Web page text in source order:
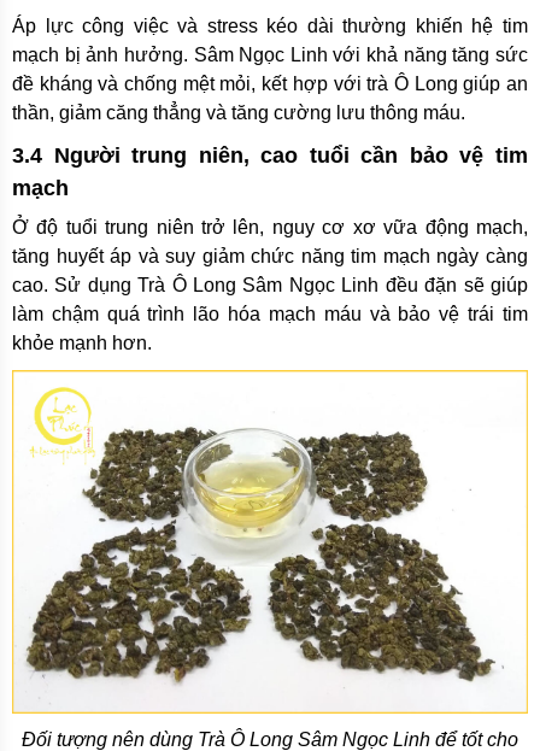
Áp lực công việc và stress kéo dài thường khiến hệ tim
mạch bị ảnh hưởng. Sâm Ngọc Linh với khả năng tăng sức
đề kháng và chống mệt mỏi, kết hợp với trà Ô Long giúp an
thần, giảm căng thẳng và tăng cường lưu thông máu.
3.4 Người trung niên, cao tuổi cần bảo vệ tim
mạch
Ở độ tuổi trung niên trở lên, nguy cơ xơ vữa động mạch,
tăng huyết áp và suy giảm chức năng tim mạch ngày càng
cao. Sử dụng Trà Ô Long Sâm Ngọc Linh đều đặn sẽ giúp
làm chậm quá trình lão hóa mạch máu và bảo vệ trái tim
khỏe mạnh hơn.
Đối tượng nên dùng Trà Ô Long Sâm Ngọc Linh để tốt cho